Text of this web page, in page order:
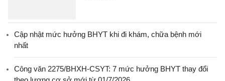
Cập nhật mức hưởng BHYT khi đi khám, chữa bệnh mới
nhất
Công văn 2275/BHXH-CSYT: 7 mức hưởng BHYT thay đổi